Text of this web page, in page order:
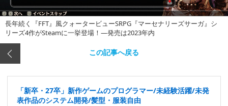
長年続く『FFT』風クォータービューSRPG『マーセナリーズサーガ』シ
リーズ4作がSteamに一挙登場！―発売は2023年内
この記事へ戻る
「新卒・27卒」新作ゲームのプログラマー/未経験活躍/未発
表作品のシステム開発/髪型・服装自由